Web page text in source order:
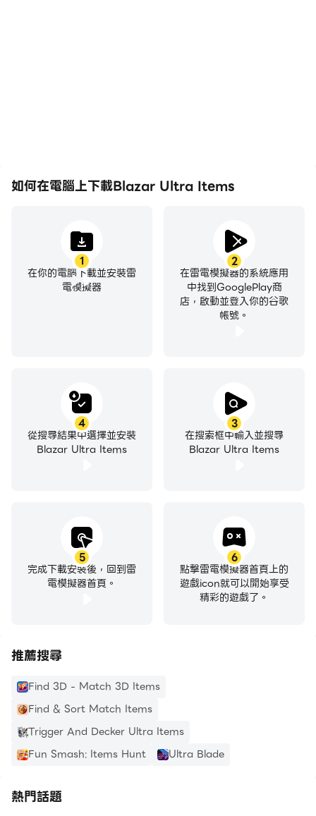
如何在電腦上下載Blazar Ultra Items
1
在你的電腦下載並安裝雷
電模擬器
2
在雷電模擬器的系統應用
中找到GooglePlay商
店，啟動並登入你的谷歌
帳號。
3
在搜索框中輸入並搜尋
Blazar Ultra Items
4
從搜尋結果中選擇並安裝
Blazar Ultra Items
5
完成下載安裝後，回到雷
電模擬器首頁。
6
點擊雷電模擬器首頁上的
遊戲icon就可以開始享受
精彩的遊戲了。
推薦搜尋
Find 3D - Match 3D Items
Find & Sort Match Items
Trigger And Decker Ultra Items
Fun Smash: Items Hunt
Ultra Blade
熱門話題